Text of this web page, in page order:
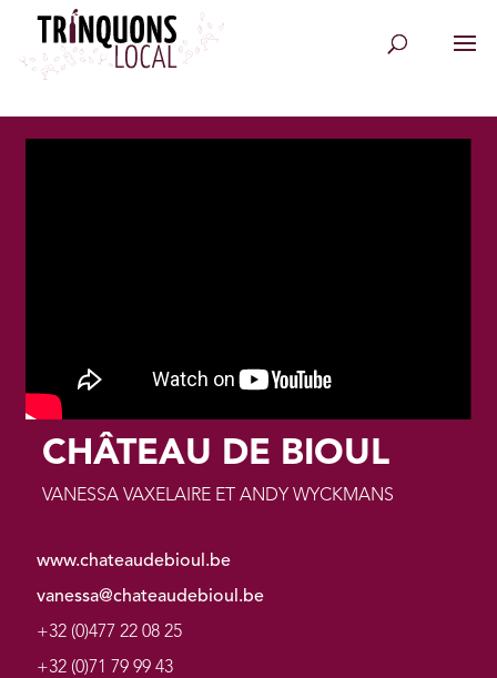
CHÂTEAU DE BIOUL
VANESSA VAXELAIRE ET ANDY WYCKMANS
www.chateaudebioul.be
vanessa@chateaudebioul.be
+32 (0)477 22 08 25
+32 (0)71 79 99 43